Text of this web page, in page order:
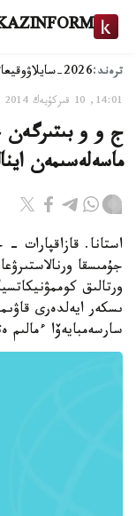
ترەند:2026-سايلاۋ وقيعا
14:01, 10 قىركۇيەك 2014
ج و و بىتىرگەن
ماسەلەسىمەن
استانا. قازاقپارات
جۇمىسقا
ورتالىق
ىسكەر ايەلدەرى
سارسەمبايەۆا ءمالىم